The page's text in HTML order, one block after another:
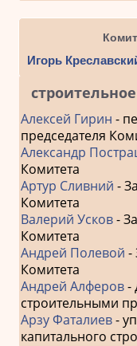
Игорь
Алексей Гирин -
председателя
Александр
Комитета
Артур Сливний -
Комитета
Валерий Усков-
Комитета
Андрей Полевой -
Комитета
Андрей Алферов-
строительными
Арзу Фаталиев-
капитального